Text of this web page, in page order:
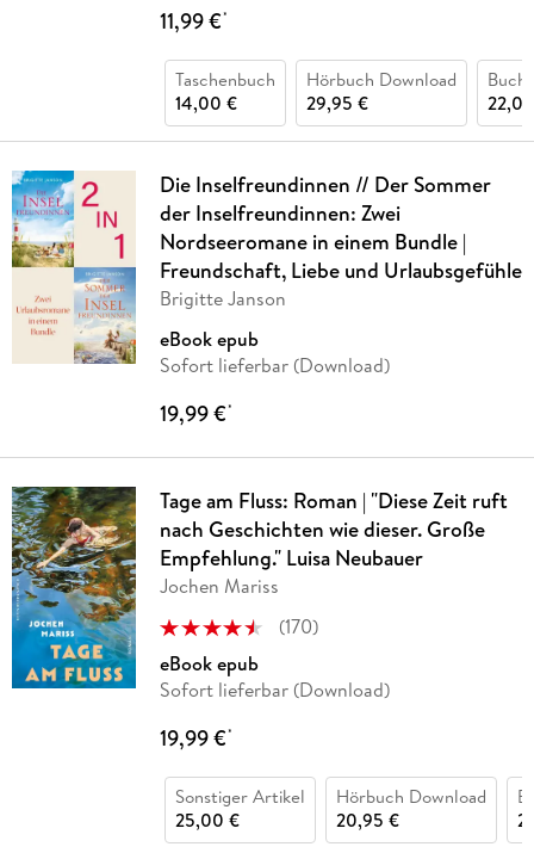
11,99 €*
Taschenbuch
14,00 €
Hörbuch Download
29,95 €
Buch
Die Inselfreundinnen // Der Sommer
der Inselfreundinnen: Zwei
Nordseeromane in einem Bundle |
Freundschaft, Liebe und Urlaubsgefühle
Brigitte Janson
eBook epub
Sofort lieferbar (Download)
19,99 €*
Tage am Fluss: Roman | "Diese Zeit ruft
nach Geschichten wie dieser. Große
Empfehlung." Luisa Neubauer
Jochen Mariss
(170)
eBook epub
Sofort lieferbar (Download)
19,99 €*
Sonstiger Artikel
25,00 €
Hörbuch Download
20,95 €